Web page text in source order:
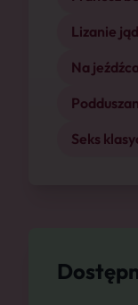
Lizanie
Na jeźdźca
Seks